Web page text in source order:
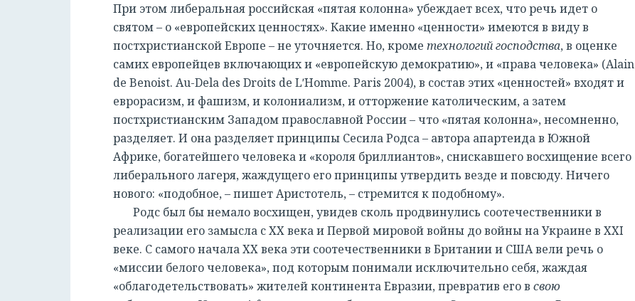
При этом либеральная российская «пятая колонна» убеждает всех, что речь идет о
святом – о «европейских ценностях». Какие именно «ценности» имеются в виду в
постхристианской Европе – не уточняется. Но, кроме технологий господства, в оценке
самих европейцев включающих и «европейскую демократию», и «права человека» (Alain
de Benoist. Au-Dela des Droits de LʹHomme. Paris 2004), в состав этих «ценностей» входят и
еврорасизм, и фашизм, и колониализм, и отторжение католическим, а затем
постхристианским Западом православной России – что «пятая колонна», несомненно,
разделяет. И она разделяет принципы Сесила Родса – автора апартеида в Южной
Африке, богатейшего человека и «короля бриллиантов», снискавшего восхищение всего
либерального лагеря, жаждущего его принципы утвердить везде и повсюду. Ничего
нового: «подобное, – пишет Аристотель, – стремится к подобному».
Родс был бы немало восхищен, увидев сколь продвинулись соотечественники в
реализации его замысла с ХХ века и Первой мировой войны до войны на Украине в XXI
веке. С самого начала ХХ века эти соотечественники в Британии и США вели речь о
«миссии белого человека», под которым понимали исключительно себя, жаждая
«облагодетельствовать» жителей континента Евразии, превратив его в свою